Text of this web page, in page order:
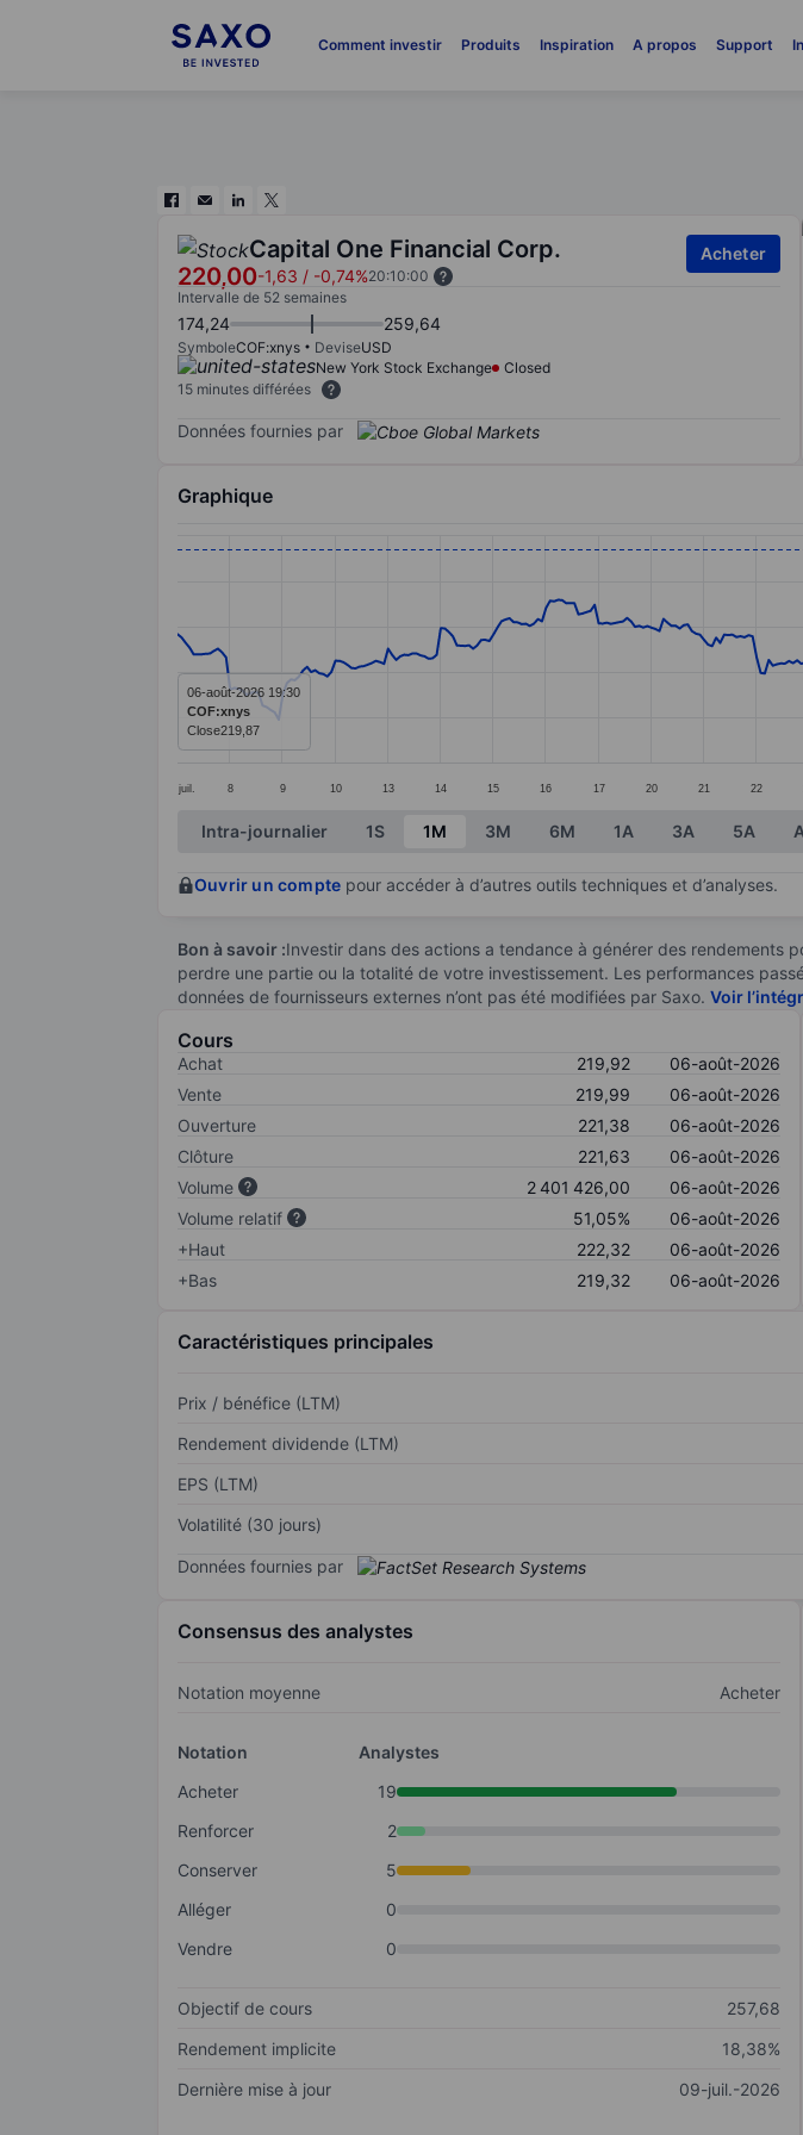
Comment investir Produits Inspiration A propos Support
Capital One Financial Corp.
220,00-1,63 / -0,74%20:10:00
Acheter
Intervalle de 52 semaines
174,24 259,64
SymboleCOF:xnys DeviseUSD
New York Stock Exchange
Closed
15 minutes différées
Données fournies par
Graphique
The chart has 1 X axis displaying categories.
The chart has 1 Y axis displaying values. Data ranges from 191.58 to
juil. 8 9 10 13 14 15 16 17 20 21 22
06-août-2026 19:30
COF:xnys
Close219,87
End of interactive chart.
Intra-journalier 1S 1M 3M 6M 1A 3A 5A
Ouvrir un compte pour accéder à d’autres outils techniques et d’analyses.
Bon à savoir :Investir dans des actions a tendance à générer des rendements
perdre une partie ou la totalité de votre investissement. Les performances
données de fournisseurs externes n’ont pas été modifiées par Saxo. Voir
Cours
Achat 219,92
06-août-2026
Vente
219,99
06-août-2026
Ouverture
221,38
06-août-2026
Clôture
221,63
06-août-2026
Volume
2 401 426,00
06-août-2026
Volume relatif
51,05%
06-août-2026
+Haut
222,32
06-août-2026
+Bas
219,32 06-août-2026
Caractéristiques principales
Prix / bénéfice (LTM)
Rendement dividende (LTM)
EPS (LTM)
Volatilité (30 jours)
Données fournies par
Consensus des analystes
Notation moyenne Acheter
Notation
Analystes
Acheter
19
Renforcer
2
Conserver
5
Alléger
0
Vendre
0
Objectif de cours
257,68
Rendement implicite
18,38%
Dernière mise à jour
09-juil.-2026